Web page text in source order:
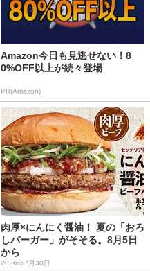
Amazon今日も見逃せない！8
0%OFF以上が続々登場
PR(Amazon)
肉厚×にんにく醤油！ 夏の「おろ
しバーガー」がそそる。8月5日
から
2026年7月30日